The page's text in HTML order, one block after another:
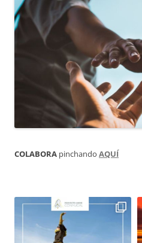
COLABORA pinchando AQUÍ